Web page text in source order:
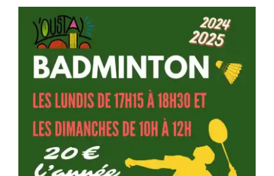
Séniors, Vie locale
Contacts